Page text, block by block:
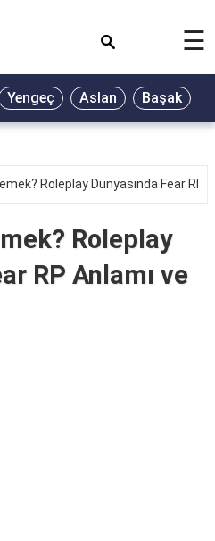
☰
Yengeç Aslan Başak
Roleplay Dünyasında Fear RP
Roleplay
RP Anlamı ve